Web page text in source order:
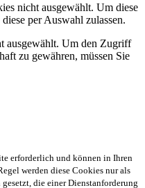
nicht ausgewählt. Um diese
per Auswahl zulassen.
ausgewählt. Um den Zugriff
zu gewähren, müssen Sie
erforderlich und können in Ihren
werden diese Cookies nur als
die einer Dienstanforderung